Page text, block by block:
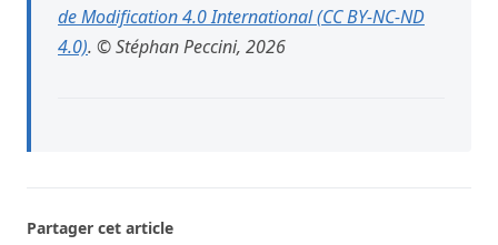
de Modification 4.0 International (CC BY-NC-ND
4.0). © Stéphan Peccini, 2026
Partager cet article